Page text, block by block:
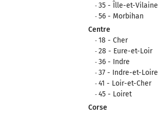
35 - Îlle-et-Vilaine
56 - Morbihan
Centre
18 - Cher
28 - Eure-et-Loir
36 - Indre
37 - Indre-et-Loire
41 - Loir-et-Cher
45 - Loiret
Corse